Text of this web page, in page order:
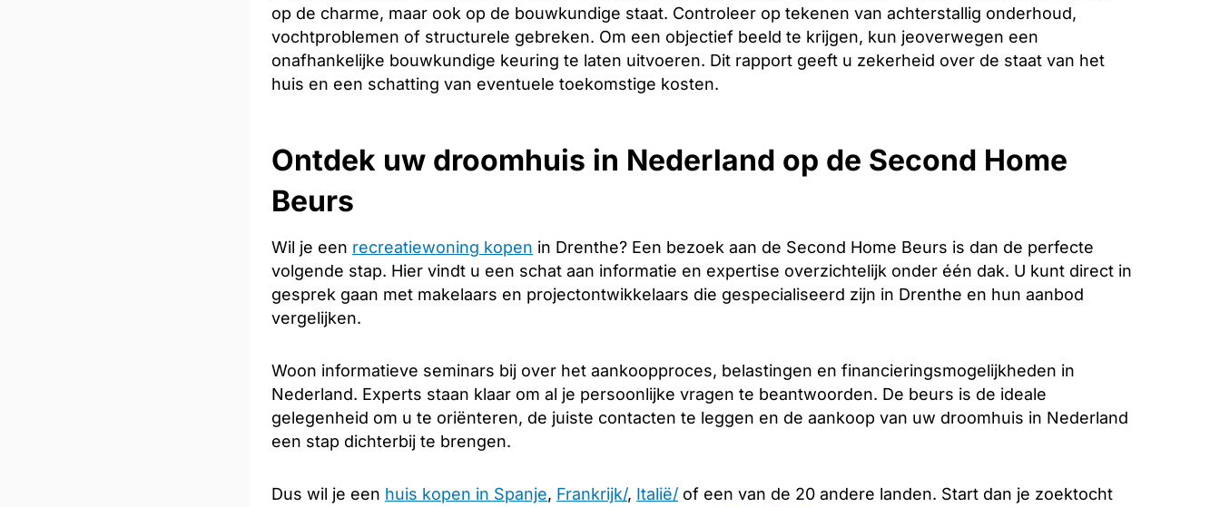
op de charme, maar ook op de bouwkundige staat. Controleer op tekenen van achterstallig onderhoud,
vochtproblemen of structurele gebreken. Om een objectief beeld te krijgen, kun jeoverwegen een
onafhankelijke bouwkundige keuring te laten uitvoeren. Dit rapport geeft u zekerheid over de staat van het
huis en een schatting van eventuele toekomstige kosten.
Ontdek uw droomhuis in Nederland op de Second Home
Beurs
Wil je een recreatiewoning kopen in Drenthe? Een bezoek aan de Second Home Beurs is dan de perfecte
volgende stap. Hier vindt u een schat aan informatie en expertise overzichtelijk onder één dak. U kunt direct in
gesprek gaan met makelaars en projectontwikkelaars die gespecialiseerd zijn in Drenthe en hun aanbod
vergelijken.
Woon informatieve seminars bij over het aankoopproces, belastingen en financieringsmogelijkheden in
Nederland. Experts staan klaar om al je persoonlijke vragen te beantwoorden. De beurs is de ideale
gelegenheid om u te oriënteren, de juiste contacten te leggen en de aankoop van uw droomhuis in Nederland
een stap dichterbij te brengen.
Dus wil je een huis kopen in Spanje, Frankrijk/, Italië/ of een van de 20 andere landen. Start dan je zoektocht